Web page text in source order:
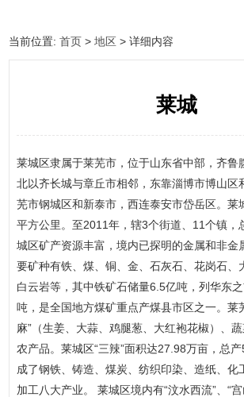
当前位置:首页 >地区 > 详细内容
莱城
莱城区隶属于莱芜市，位于山东省中部，齐鲁
北以齐长城与章丘市相邻，东靠淄博市博山区
芜市钢城区和新泰市，西连泰安市岱岳区。莱
平方公里。至2011年，辖3个街道、11个镇，
城区矿产资源丰富，境内已探明的金属和非金
要矿种有铁、煤、铜、金、石灰石、花岗石、
白云岩等，其中铁矿石储量6.5亿吨，列华东
吨，是全国地方煤矿重点产煤县市区之一。莱
麻”（生姜、大蒜、鸡腿葱、大红袍花椒）、
农产品。莱城区“三辣”面积达27.98万亩，总
成了钢铁、铸造、煤炭、纺织印染、造纸、化
加工八大产业。 莱城区境内有“汶水西流”、“